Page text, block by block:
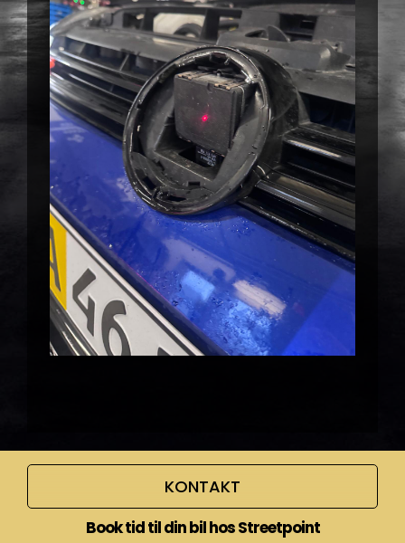
KONTAKT
Book tid til din bil hos Streetpoint